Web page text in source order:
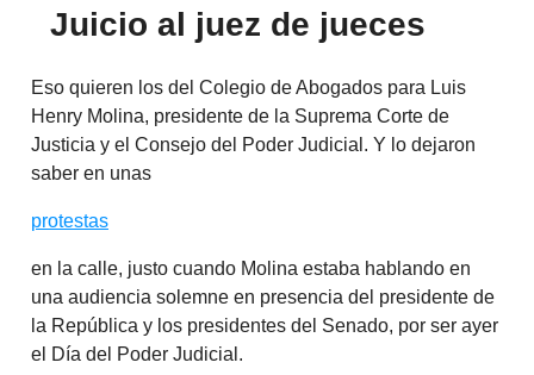
Juicio al juez de jueces
Eso quieren los del Colegio de Abogados para Luis
Henry Molina, presidente de la Suprema Corte de
Justicia y el Consejo del Poder Judicial. Y lo dejaron
saber en unas
protestas
en la calle, justo cuando Molina estaba hablando en
una audiencia solemne en presencia del presidente de
la República y los presidentes del Senado, por ser ayer
el Día del Poder Judicial.